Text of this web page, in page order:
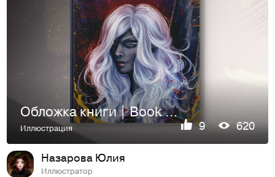
Обложка книги | Book cover
Иллюстрация 9 620
Назарова Юлия
Иллюстратор